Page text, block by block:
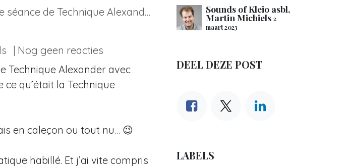
de Technique Alexander ?
| Nog geen reacties
Technique Alexander avec
ce qu’était la Technique
en caleçon ou tout nu… 😉
habillé. Et j’ai vite compris
Sounds of Kleio asbl,
Martin Michiels 2
maart 2023
DEEL DEZE POST
LABELS